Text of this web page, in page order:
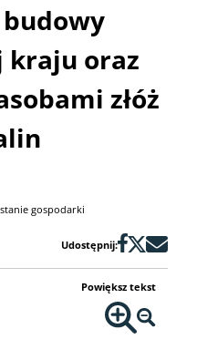
kraju oraz
złóż
gospodarki
Udostępnij:
Powiększ tekst